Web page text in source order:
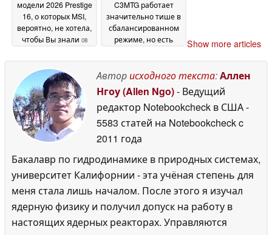
модели 2026 Prestige
16, о которых MSI,
вероятно, не хотела,
чтобы Вы знали 08
C3MTG работает
значительно тише в
сбалансированном
режиме, но есть
Show more articles
Авторисходного текста:Аллен
Нгоу (Allen Ngo)- Ведущий
редактор Notebookcheck в США-
5583 статей на Notebookcheckc
2011 года
Бакалавр по гидродинамике в природных системах,
университет Калифорнии - эта учёная степень для
меня стала лишь началом. После этого я изучал
ядерную физику и получил допуск на работу в
настоящих ядерных реакторах. Управляются